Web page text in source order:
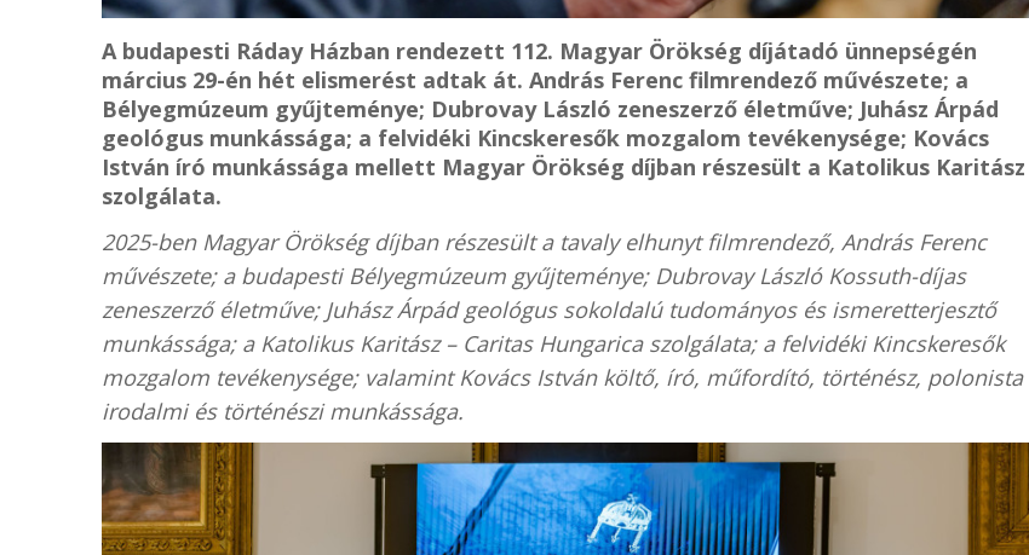
A budapesti Ráday Házban rendezett 112. Magyar Örökség díjátadó ünnepségén
március 29-én hét elismerést adtak át. András Ferenc filmrendező művészete; a
Bélyegmúzeum gyűjteménye; Dubrovay László zeneszerző életműve; Juhász Árpád
geológus munkássága; a felvidéki Kincskeresők mozgalom tevékenysége; Kovács
István író munkássága mellett Magyar Örökség díjban részesült a Katolikus Karitász
szolgálata.
2025-ben Magyar Örökség díjban részesült a tavaly elhunyt filmrendező, András Ferenc
művészete; a budapesti Bélyegmúzeum gyűjteménye; Dubrovay László Kossuth-díjas
zeneszerző életműve; Juhász Árpád geológus sokoldalú tudományos és ismeretterjesztő
munkássága; a Katolikus Karitász – Caritas Hungarica szolgálata; a felvidéki Kincskeresők
mozgalom tevékenysége; valamint Kovács István költő, író, műfordító, történész, polonista
irodalmi és történészi munkássága.